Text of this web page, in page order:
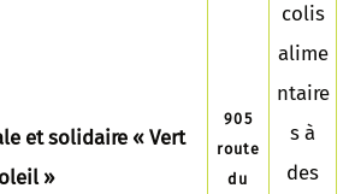
et solidaire « Vert
»
905
route
du
colis
alime
ntaire
s à
des